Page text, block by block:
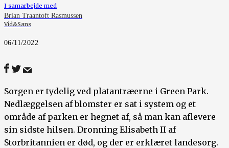
I samarbejde med
Brian Traantoft Rasmussen
Vid&Sans
06/11/2022
Sorgen er tydelig ved platantræerne i Green Park.
Nedlæggelsen af blomster er sat i system og et
område af parken er hegnet af, så man kan aflevere
sin sidste hilsen. Dronning Elisabeth II af
Storbritannien er død, og der er erklæret landesorg.